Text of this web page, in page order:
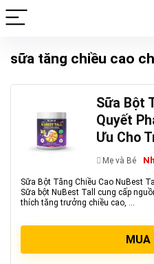
sữa tăng chiều cao
Sữa Bột
Quyết
Ưu Cho
Mẹ và Bé
Sữa Bột Tăng Chiều Cao NuBest
Sữa bột NuBest Tall cung cấp
thích tăng trưởng chiều cao, ...
MUA